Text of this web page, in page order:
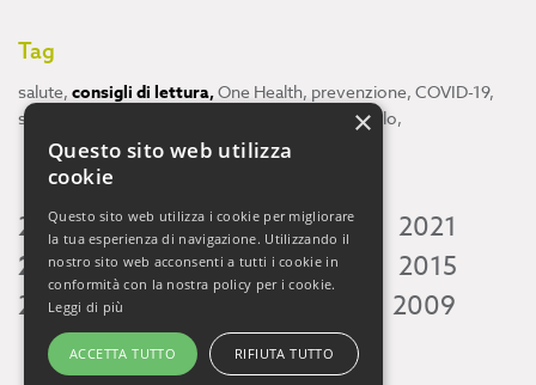
Tag
salute, consigli di lettura,One Health, prevenzione, COVID-19,
scienza
cervello,
2026 2025 2024 2023 2022
2021
2020 2019 2018 2017 2016
2015
2014 2013 2009
×
Questo sito web utilizza
cookie
Questo sito web utilizza i cookie per migliorare
la tua esperienza di navigazione. Utilizzando il
nostro sito web acconsenti a tutti i cookie in
conformità con la nostra policy per i cookie.
Leggi di più
ACCETTA TUTTO RIFIUTA TUTTO